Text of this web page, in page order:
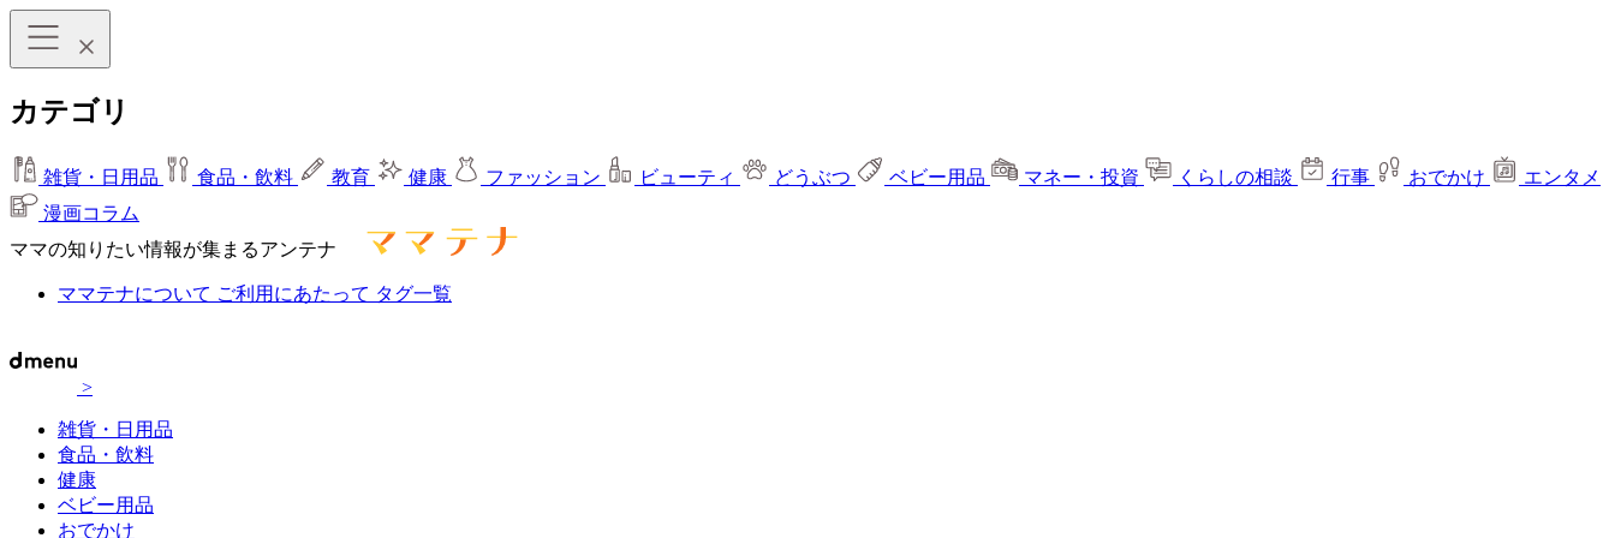
カテゴリ
雑貨・日用品 食品・飲料 教育 健康 ファッション ビューティ どうぶつ ベビー用品 マネー・投資 くらしの相談 行事 おでかけ
エンタメ
漫画コラム
ママの知りたい情報が集まるアンテナ
ママテナについて ご利用にあたって タグ一覧
>
雑貨・日用品
食品・飲料
健康
ベビー用品
おでかけ